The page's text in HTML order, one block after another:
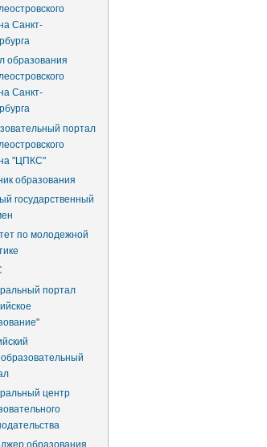
Санкт-
образования
Санкт-
портал
"ЦПКС"
образования
государственный
по молодежной
портал
центр
образования